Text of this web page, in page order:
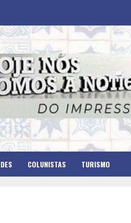
COLUNISTAS TURISMO